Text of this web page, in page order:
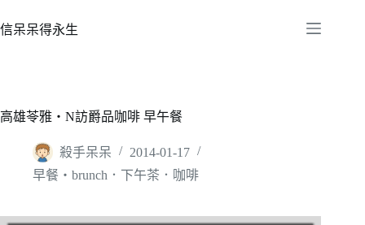
至
容
信呆呆得永生
高雄苓雅‧N訪爵品咖啡 早午餐
殺手呆呆
2014-01-17
早餐‧brunch．下午茶．咖啡